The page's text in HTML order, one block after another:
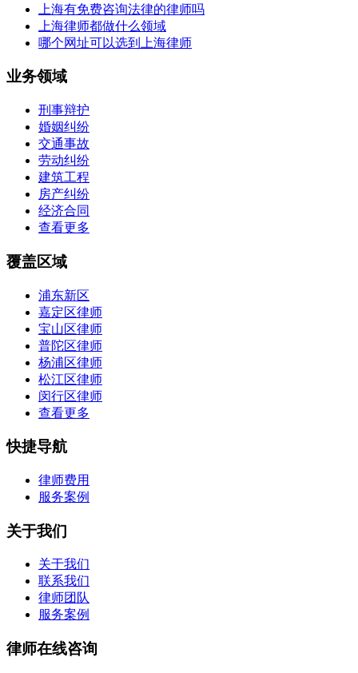
上海有免费咨询法律的律师吗
上海律师都做什么领域
哪个网址可以选到上海律师
业务领域
刑事辩护
婚姻纠纷
交通事故
劳动纠纷
建筑工程
房产纠纷
经济合同
查看更多
覆盖区域
浦东新区
嘉定区律师
宝山区律师
普陀区律师
杨浦区律师
松江区律师
闵行区律师
查看更多
快捷导航
律师费用
服务案例
关于我们
关于我们
联系我们
律师团队
服务案例
律师在线咨询